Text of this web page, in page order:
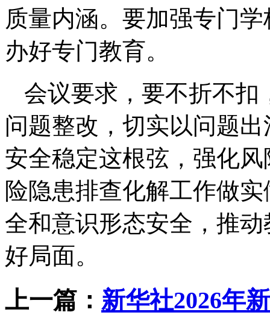
质量内涵。要加强专门
办好专门教育。
会议要求，要不折不扣
问题整改，切实以问题
安全稳定这根弦，强化
险隐患排查化解工作做
全和意识形态安全，推
好局面。
上一篇： 新华社2026年